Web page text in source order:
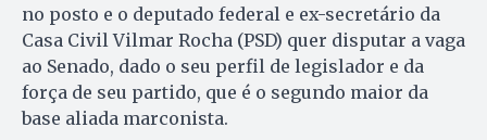
no posto e o deputado federal e ex-secretário da
Casa Civil Vilmar Rocha (PSD) quer disputar a vaga
ao Senado, dado o seu perfil de legislador e da
força de seu partido, que é o segundo maior da
base aliada marconista.